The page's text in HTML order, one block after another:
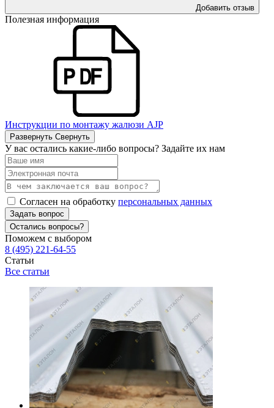
Добавить отзыв
Полезная информация
Инструкции по монтажу жалюзи AJP
Развернуть Свернуть
У вас остались какие-либо вопросы? Задайте их нам
Согласен на обработку персональных данных
Задать вопрос
Остались вопросы?
Поможем с выбором
8 (495) 221-64-55
Статьи
Все статьи